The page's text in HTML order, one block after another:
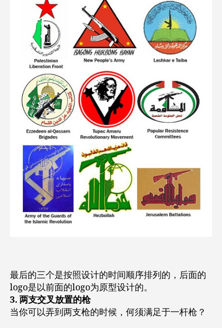
最后的三个是按照设计的时间顺序排列的，后面的
logo是以前面的logo为原型设计的。
3. 两支交叉放置的枪
当你可以弄到两支枪的时候，何须满足于一杆枪？